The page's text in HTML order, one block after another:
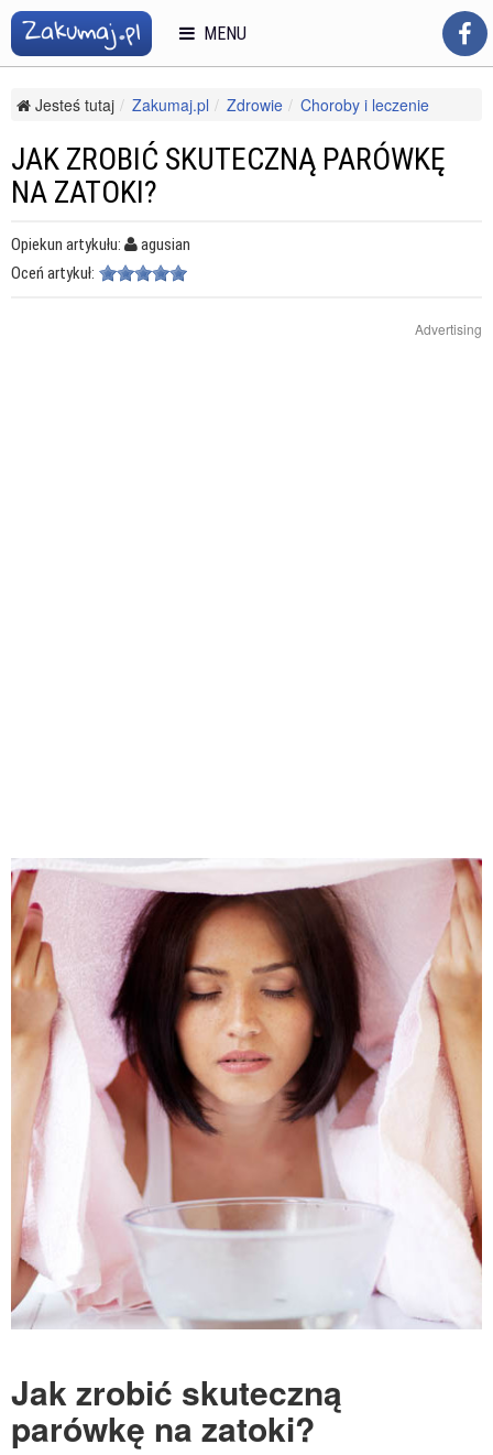
Jesteś tutaj Zakumaj.pl Zdrowie
Choroby i leczenie
Jak zrobić skuteczną parówkę na zatoki?
JAK ZROBIĆ SKUTECZNĄ PARÓWKĘ
NA ZATOKI?
Opiekun artykułu:
agusian
Oceń artykuł:
Advertising
Jak zrobić skuteczną
parówkę na zatoki?
MENU